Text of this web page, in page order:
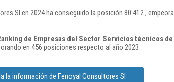
Sl en 2024 ha conseguido la posición 80.412 ,
de Empresas del Sector Servicios técnicos
en 456 posiciones respecto al año 2023.
la información de Fenoyal Consultores Sl